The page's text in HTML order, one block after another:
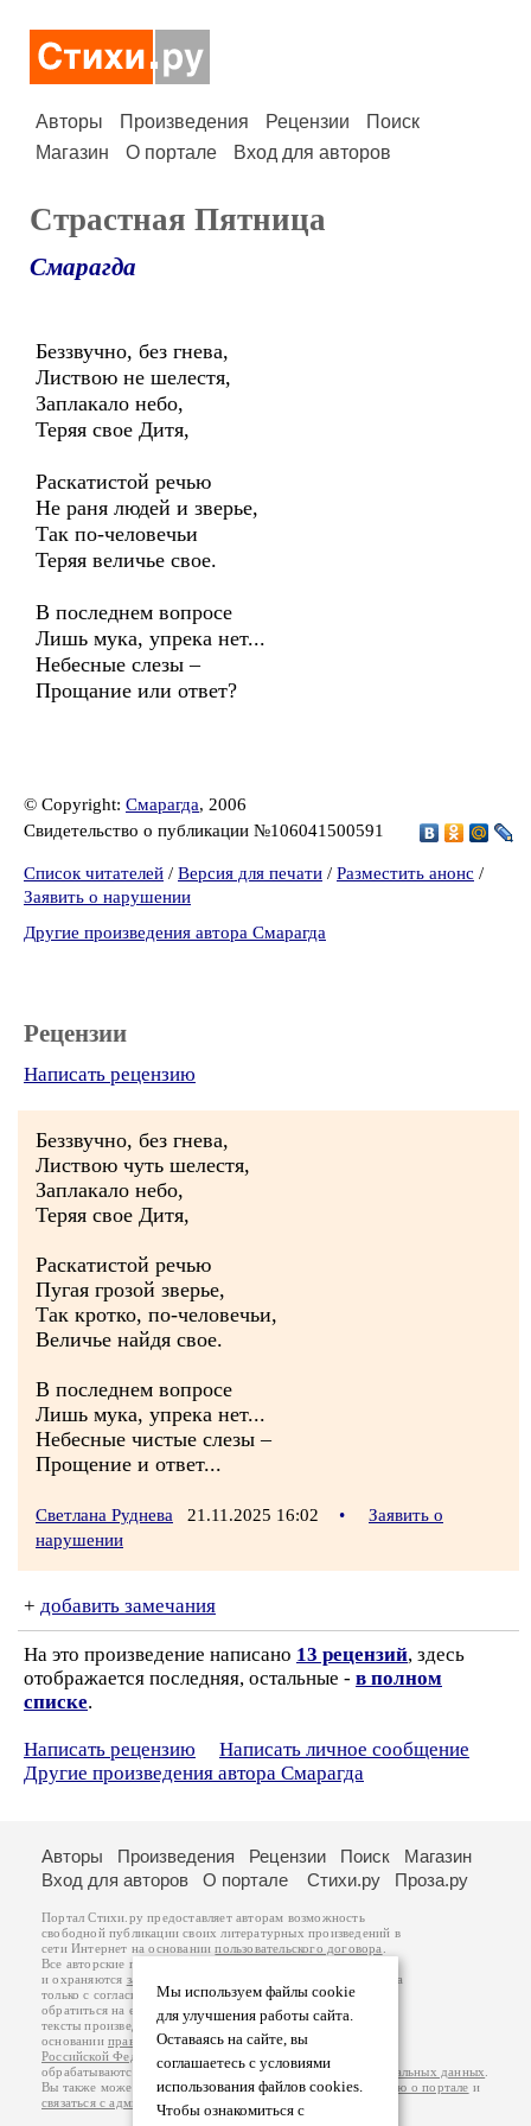
Авторы Произведения Рецензии
Поиск
Магазин
О портале Вход для авторов
Страстная Пятница
Смарагда
Беззвучно, без гнева,
Листвою не шелестя,
Заплакало небо,
Теряя свое Дитя,
Раскатистой речью
Не раня людей и зверье,
Так по-человечьи
Теряя величье свое.
В последнем вопросе
Лишь мука, упрека нет...
Небесные слезы –
Прощание или ответ?
© Copyright: Смарагда, 2006
Свидетельство о публикации №106041500591
Список читателей / Версия для печати / Разместить анонс /
Заявить о нарушении
Другие произведения автора Смарагда
Рецензии
Написать рецензию
Беззвучно, без гнева,
Листвою чуть шелестя,
Заплакало небо,
Теряя свое Дитя,
Раскатистой речью
Пугая грозой зверье,
Так кротко, по-человечьи,
Величье найдя свое.
В последнем вопросе
Лишь мука, упрека нет...
Небесные чистые слезы –
Прощение и ответ...
Светлана Руднева 21.11.2025 16:02 •
Заявить о
нарушении
+ добавить замечания
На это произведение написано 13 рецензий, здесь
отображается последняя, остальные - в полном
списке.
Написать рецензию
Написать личное сообщение
Другие произведения автора Смарагда
Мы используем файлы cookie
для улучшения работы сайта.
Оставаясь на сайте, вы
соглашаетесь с условиями
использования файлов cookies.
Чтобы ознакомиться с
Авторы Произведения Рецензии Поиск
Магазин
Вход для авторов
О портале Стихи.ру Проза.ру
Портал Стихи.ру предоставляет авторам возможность
свободной публикации своих литературных произведений в
сети Интернет на основаниипользовательского договора
Все авторские права на произведения принадлежат авторам
и охраняются законом
. Перепечатка произведений возможна
только с согласия его автора, к которому вы можете
обратиться на его авторской странице. Ответственность за
тексты произведений авторы несут самостоятельно на
основанииправил публикацииизаконодательства
Российской Федерации
обрабатываются на основанииПолитики обработки персональных данных
Вы также можете посмотреть более подробнуюинформацию о портале и
связаться с администрацией